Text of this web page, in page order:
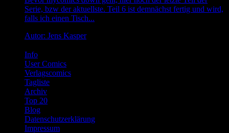
Serie, bzw der aktuellste. Teil 6 ist demnächst fertig und wird,
falls ich einen Tisch...
Autor: Jens Kasper
Info
User Comics
Verlagscomics
Tagliste
Archiv
Top 20
Blog
Datenschutzerklärung
Impressum